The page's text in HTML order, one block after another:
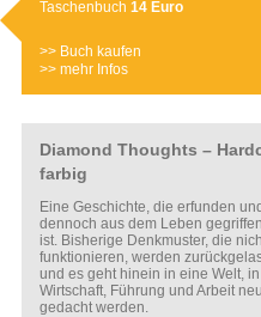
Taschenbuch 14 Euro
>> mehr Infos
>> Buch kaufen
Diamond Thoughts –
farbig
Eine Geschichte, die erfunden
dennoch aus dem Leben
ist. Bisherige Denkmuster, die
funktionieren, werden
und es geht hinein in eine Welt,
Wirtschaft, Führung und Arbeit
gedacht werden.